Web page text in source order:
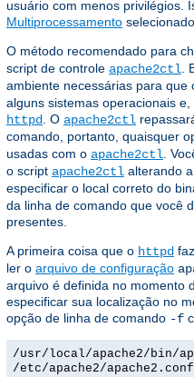
usuário com menos privilégios.
Multiprocessamento selecionado.
O método recomendado para
script de controle apache2ctl
ambiente necessárias para que
alguns sistemas operacionais
httpd
. O apache2ctl
comando, portanto, quaisquer
usadas com o apache2ctl .
o script apache2ctl alterando
especificar o local correto do
da linha de comando que você
presentes.
A primeira coisa que o httpd
ler o arquivo de configuração
arquivo é definida no momento
especificar sua localização no
opção de linha de comando -f
/usr/local/apache2/bin/
/etc/apache2/apache2.conf